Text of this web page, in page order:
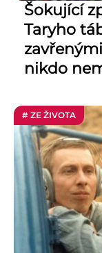
Šokující
Taryho
nikdo
# ZE ŽIVOTA